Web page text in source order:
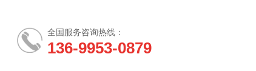
全国服务咨询热线：
136-9953-0879